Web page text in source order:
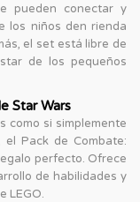
pueden conectar y
los niños den rienda
el set está libre de
de los pequeños
Star Wars
como si simplemente
Pack de Combate:
perfecto. Ofrece
de habilidades y
LEGO.